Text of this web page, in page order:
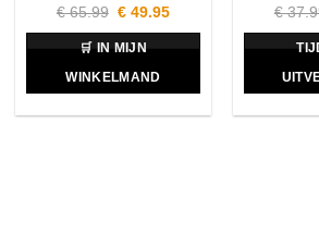
€65.99 Oorspronkelijke
was:
€ 65.99.
€ 49.95Huidige
🛒 IN MIJN
WINKELMAND
€